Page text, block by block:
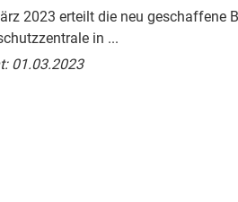
2023 erteilt die neu geschaffene
in ...
01.03.2023